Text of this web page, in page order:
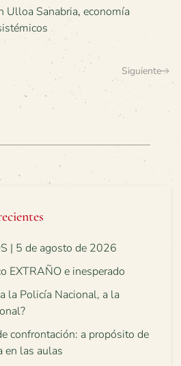
Ulloa Sanabria, economía
Siguiente
| 5 de agosto de 2026
EXTRAÑO e inesperado
la Policía Nacional, a la
confrontación: a propósito de
en las aulas